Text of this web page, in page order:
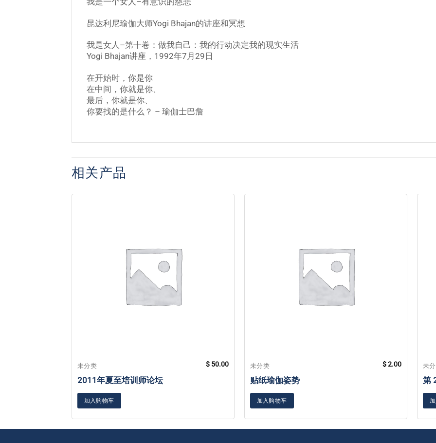
昆达利尼瑜伽大师Yogi Bhajan的讲座和冥想
我是女人–第十卷：做我自己：我的行动决定我的现实生活
Yogi Bhajan讲座，1992年7月29日
在开始时，你是你
在中间，你就是你、
最后，你就是你、
你要找的是什么？ – 瑜伽士巴詹
相关产品
未分类
2011年夏至培训师论坛
$ 50.00
加入购物车
未分类
贴纸瑜伽姿势
$2.00
加入购物车
未
第